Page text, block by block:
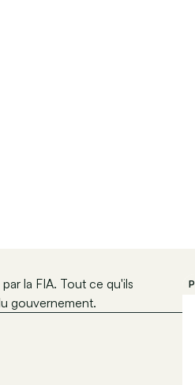
la FIA. Tout ce qu'ils
gouvernement.